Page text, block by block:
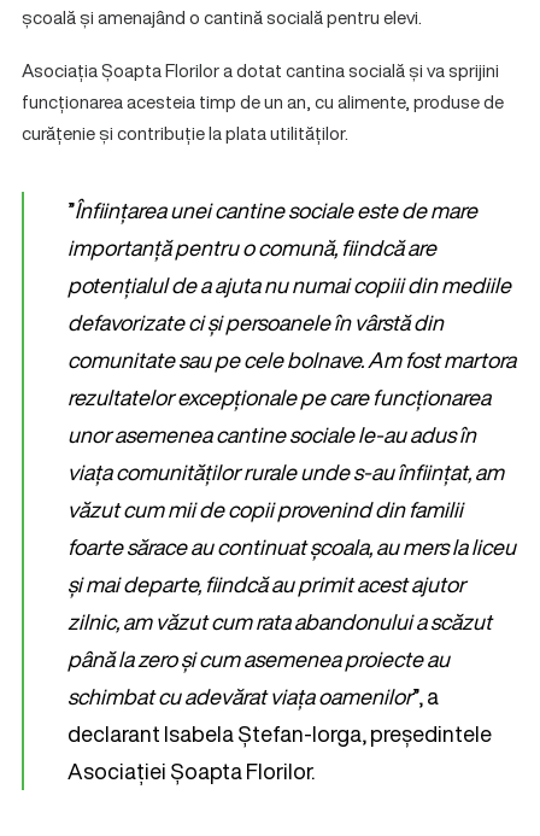
școală și amenajând o cantină socială pentru elevi.
Asociația Șoapta Florilor a dotat cantina socială și va sprijini
funcționarea acesteia timp de un an, cu alimente, produse de
curățenie și contribuție la plata utilităților.
”Înființarea unei cantine sociale este de mare
importanță pentru o comună, fiindcă are
potențialul de a ajuta nu numai copiii din mediile
defavorizate ci și persoanele în vârstă din
comunitate sau pe cele bolnave. Am fost martora
rezultatelor excepționale pe care funcționarea
unor asemenea cantine sociale le-au adus în
viața comunităților rurale unde s-au înființat, am
văzut cum mii de copii provenind din familii
foarte sărace au continuat școala, au mers la liceu
și mai departe, fiindcă au primit acest ajutor
zilnic, am văzut cum rata abandonului a scăzut
până la zero și cum asemenea proiecte au
schimbat cu adevărat viața oamenilor”, a
declarant Isabela Ștefan-Iorga, președintele
Asociației Șoapta Florilor.